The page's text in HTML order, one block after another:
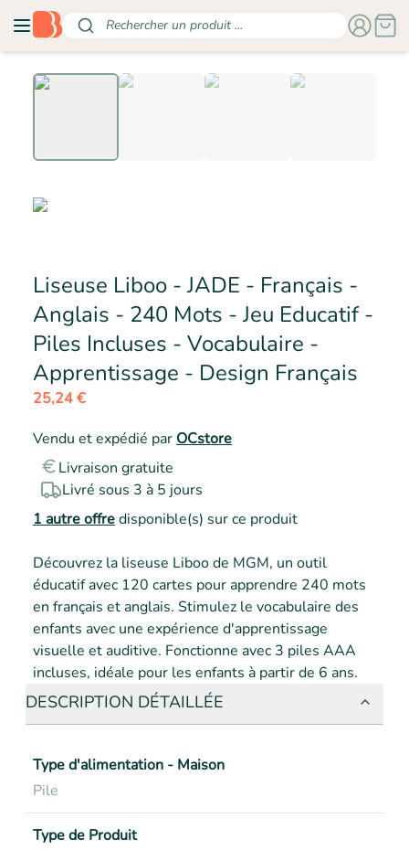
Rechercher un produit ...
Liseuse Liboo - JADE - Français -
Anglais - 240 Mots - Jeu Educatif -
Piles Incluses - Vocabulaire -
Apprentissage - Design Français
25,24 €
Vendu et expédié par OCstore
Livraison gratuite
Livré sous 3 à 5 jours
1 autre offredisponible(s) sur ce produit
Découvrez la liseuse Liboo de MGM, un outil
éducatif avec 120 cartes pour apprendre 240 mots
en français et anglais. Stimulez le vocabulaire des
enfants avec une expérience d'apprentissage
visuelle et auditive. Fonctionne avec 3 piles AAA
incluses, idéale pour les enfants à partir de 6 ans.
DESCRIPTION DÉTAILLÉE
Type d'alimentation - Maison
Pile
Type de Produit